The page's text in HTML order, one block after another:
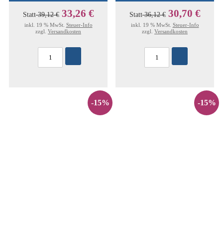
Statt39,12 € 33,26 €
inkl. 19 % MwSt. Steuer-Info
zzgl. Versandkosten
Statt36,12 € 30,70 €
inkl. 19 % MwSt. Steuer-Info
zzgl. Versandkosten
-15% -15%